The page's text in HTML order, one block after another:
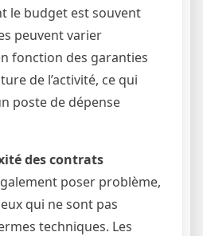
le budget est souvent
peuvent varier
fonction des garanties
de l’activité, ce qui
poste de dépense
des contrats
poser problème,
qui ne sont pas
techniques. Les